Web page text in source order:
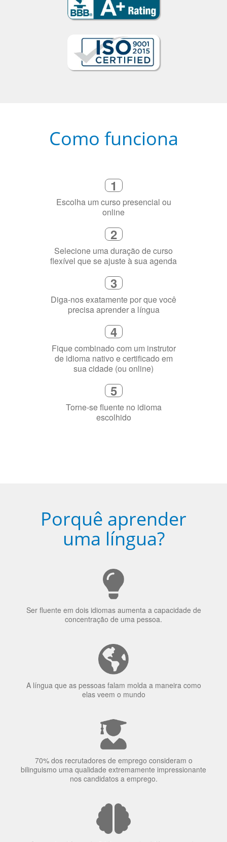
Escolha um curso presencial ou
online
2
Selecione uma duração de curso
flexível que se ajuste à sua agenda
3
Diga-nos exatamente por que você
precisa aprender a língua
4
Fique combinado com um instrutor
de idioma nativo e certificado em
sua cidade (ou online)
5
Torne-se fluente no idioma
escolhido
uma língua?
Ser fluente em dois idiomas aumenta a capacidade de
concentração de uma pessoa.
A língua que as pessoas falam molda a maneira como
elas veem o mundo
70% dos recrutadores de emprego consideram o
bilinguismo uma qualidade extremamente impressionante
O uso simultâneo de 2 idiomas pelos bilíngues pode
proteger contra a doença de Alzheimer.